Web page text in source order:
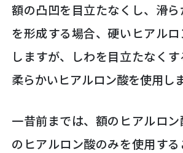
額の凸凹を目立たなくし、滑
を形成する場合、硬いヒアル
しますが、しわを目立たなく
柔らかいヒアルロン酸を使用しま
一昔前までは、額のヒアルロ
のヒアルロン酸のみを使用す